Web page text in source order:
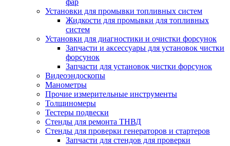
фар
Установки для промывки топливных систем
Жидкости для промывки для топливных
систем
Установки для диагностики и очистки форсунок
Запчасти и аксессуары для установок чистки
форсунок
Запчасти для установок чистки форсунок
Видеоэндоскопы
Манометры
Прочие измерительные инструменты
Толщиномеры
Тестеры подвески
Стенды для ремонта ТНВД
Стенды для проверки генераторов и стартеров
Запчасти для стендов для проверки